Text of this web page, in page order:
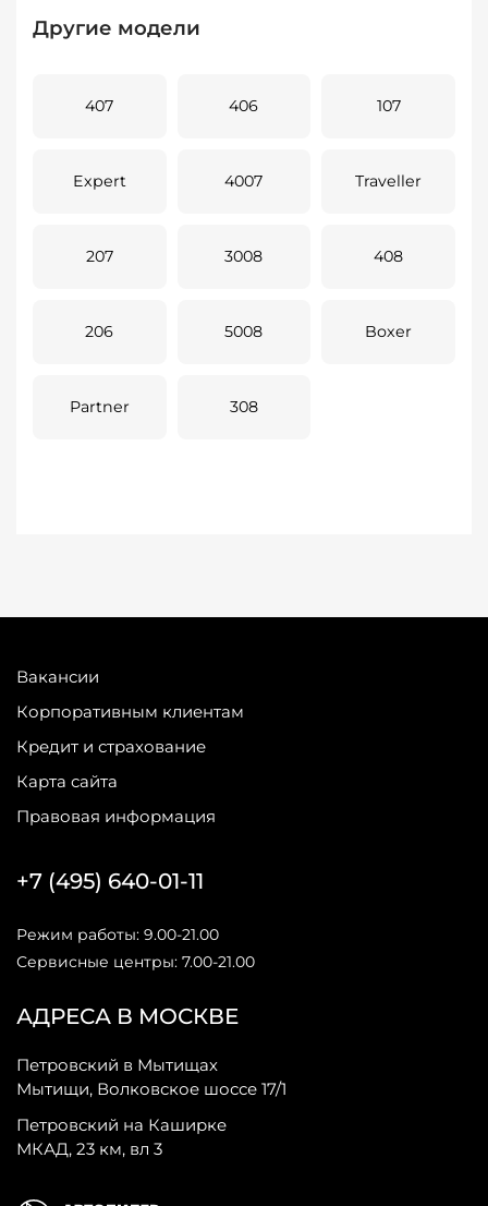
Другие модели
407 406 107
Expert 4007 Traveller
207 3008 408
206 5008 Boxer
Partner 308
Вакансии
Корпоративным клиентам
Кредит и страхование
Карта сайта
Правовая информация
АДРЕСА В МОСКВЕ
Петровский в Мытищах
Мытищи, Волковское шоссе 17/1
Петровский на Каширке
МКАД, 23 км, вл 3
+7 (495) 640-01-11
Режим работы: 9.00-21.00
Сервисные центры: 7.00-21.00